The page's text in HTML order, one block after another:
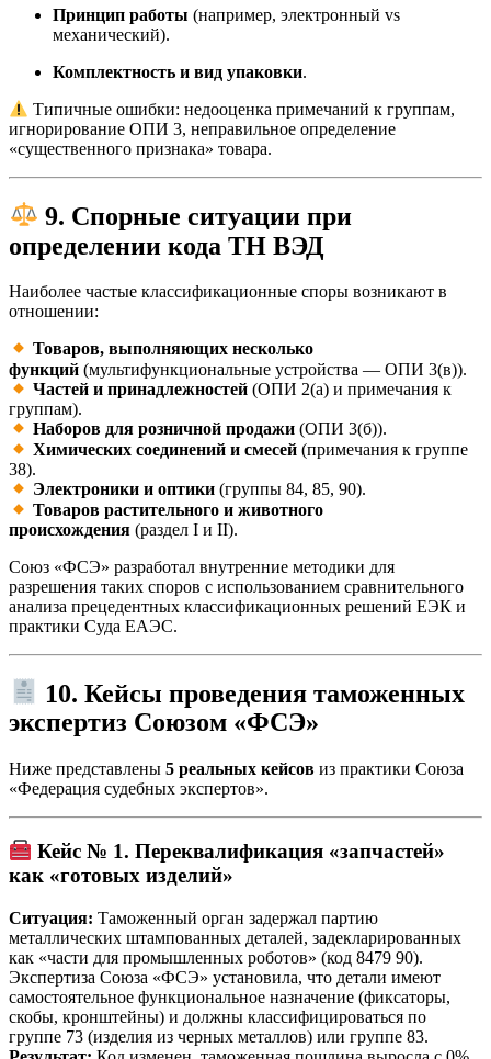
Принцип работы (например, электронный vs
механический).
Комплектность и вид упаковки.
Типичные ошибки: недооценка примечаний к группам,
игнорирование ОПИ 3, неправильное определение
«существенного признака» товара.
9. Спорные ситуации при
определении кода ТН ВЭД
Наиболее частые классификационные споры возникают в
отношении:
Товаров, выполняющих несколько
функций (мультифункциональные устройства — ОПИ 3(в)).
Частей и принадлежностей (ОПИ 2(а) и примечания к
группам).
Наборов для розничной продажи (ОПИ 3(б)).
Химических соединений и смесей (примечания к группе
38).
Электроники и оптики (группы 84, 85, 90).
Товаров растительного и животного
происхождения (раздел I и II).
Союз «ФСЭ» разработал внутренние методики для
разрешения таких споров с использованием сравнительного
анализа прецедентных классификационных решений ЕЭК и
практики Суда ЕАЭС.
10. Кейсы проведения таможенных
экспертиз Союзом «ФСЭ»
Ниже представлены 5 реальных кейсов из практики Союза
«Федерация судебных экспертов».
Кейс № 1. Переквалификация «запчастей»
как «готовых изделий»
Ситуация: Таможенный орган задержал партию
металлических штампованных деталей, задекларированных
как «части для промышленных роботов» (код 8479 90).
Экспертиза Союза «ФСЭ» установила, что детали имеют
самостоятельное функциональное назначение (фиксаторы,
скобы, кронштейны) и должны классифицироваться по
группе 73 (изделия из черных металлов) или группе 83.